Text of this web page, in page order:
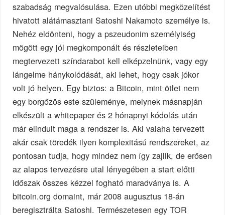
szabadság megvalósulása. Ezen utóbbi megközelítést
hivatott alátámasztani Satoshi Nakamoto személye is.
Nehéz eldönteni, hogy a pszeudonim személyiség
mögött egy jól megkomponált és részleteiben
megtervezett színdarabot kell elképzelnünk, vagy egy
lángelme hánykolódását, aki lehet, hogy csak jókor
volt jó helyen. Egy biztos: a Bitcoin, mint ötlet nem
egy borgőzös este szüleménye, melynek másnapján
elkészült a whitepaper és 2 hónapnyi kódolás után
már elindult maga a rendszer is. Aki valaha tervezett
akár csak töredék ilyen komplexitású rendszereket, az
pontosan tudja, hogy mindez nem így zajlik, de erősen
az alapos tervezésre utal lényegében a start előtti
időszak összes kézzel fogható maradványa is. A
bitcoin.org domaint, már 2008 augusztus 18-án
beregisztrálta Satoshi. Természetesen egy TOR